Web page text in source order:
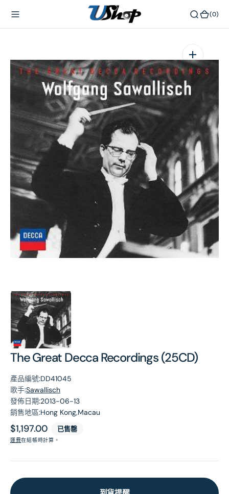
(0)
The Great Decca Recordings (25CD)
產品編號:DD41045
歌手:Sawallisch
發佈日期:2013-06-13
銷售地區:Hong Kong,Macau
原
價
$1,197.00 已售罄
運費在結帳時計算。
在
相
第
1